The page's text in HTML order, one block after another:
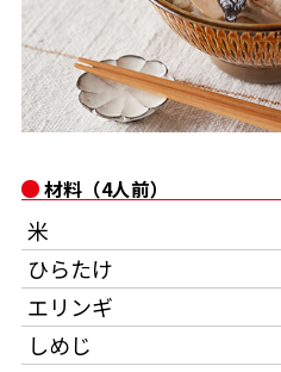
旨さ、別格。だし屋の鍋
主菜レシピ
汁物レシピ
おいしいレシピを商品から探す
かつお節レシピ
かつお節の削り方
かつお節・だしをもっと知る
かつお節・だしを楽しむ
だしコミュ
- 百年対話
採用情報
- ジョブリターン制
ヤマキお客様相談室
オンラインショップ
材料（4人前）
米
ひらたけ
エリンギ
しめじ